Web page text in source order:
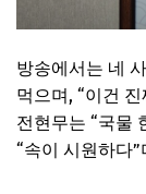
방송에서는 네
먹으며, “이건
전현무는 “국물
“속이 시원하다